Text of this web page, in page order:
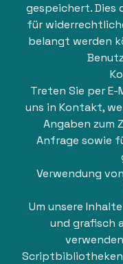
gespeichert. Dies
für
belangt werden
Treten Sie per
uns in Kontakt,
Angaben zum
Anfrage sowie
Verwendung
Um unsere
und grafisch